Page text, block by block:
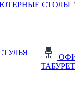
СТОЛЫ